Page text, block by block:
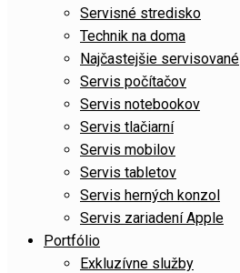
Servisné stredisko
Technik na doma
Najčastejšie servisované
Servis počítačov
Servis notebookov
Servis tlačiarní
Servis mobilov
Servis tabletov
Servis herných konzol
Servis zariadení Apple
Portfólio
Exkluzívne služby